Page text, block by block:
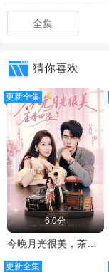
全集
猜你喜欢
更新全集
6.0分
更新全集